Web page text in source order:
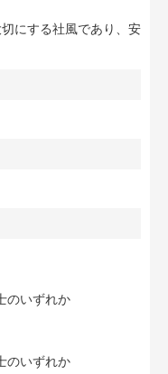
にする社風であり、安
のいずれか
のいずれか